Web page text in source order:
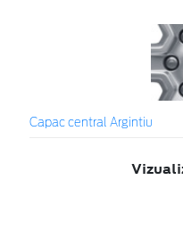
Capac central Argintiu